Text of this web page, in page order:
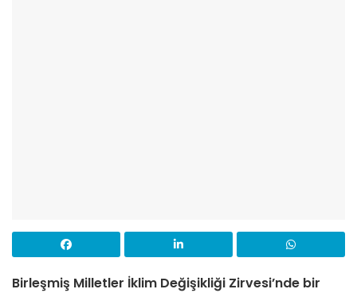
Birleşmiş Milletler İklim Değişikliği Zirvesi’nde bir